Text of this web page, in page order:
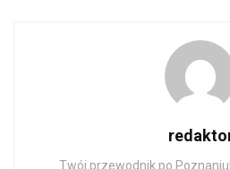
Twój przewodnik po